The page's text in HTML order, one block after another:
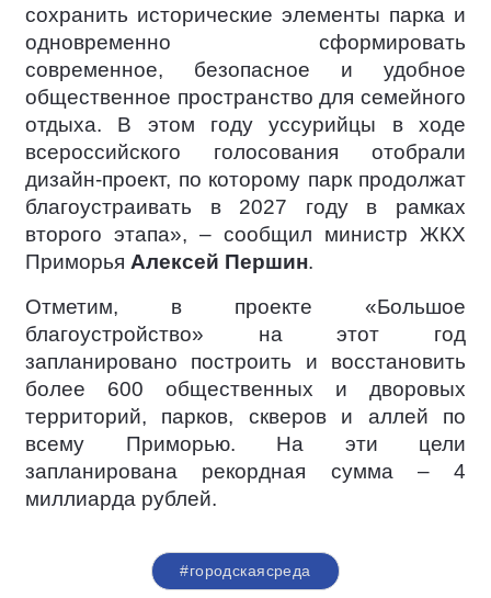
сохранить исторические элементы парка и
одновременно сформировать
современное, безопасное и удобное
общественное пространство для семейного
отдыха. В этом году уссурийцы в ходе
всероссийского голосования отобрали
дизайн-проект, по которому парк продолжат
благоустраивать в 2027 году в рамках
второго этапа», – сообщил министр ЖКХ
Приморья Алексей Першин.
Отметим, в проекте «Большое
благоустройство» на этот год
запланировано построить и восстановить
более 600 общественных и дворовых
территорий, парков, скверов и аллей по
всему Приморью. На эти цели
запланирована рекордная сумма – 4
миллиарда рублей.
#городскаясреда